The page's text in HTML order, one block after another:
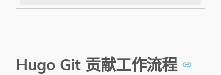
Hugo Git 贡献工作流程